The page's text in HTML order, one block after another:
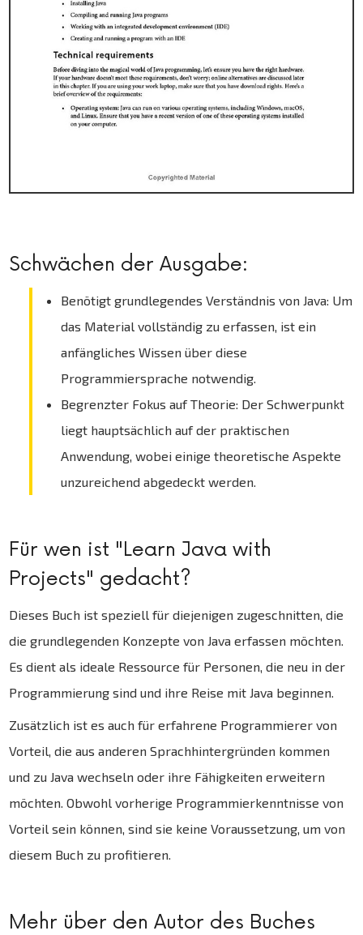
Schwächen der Ausgabe:
Benötigt grundlegendes Verständnis von Java: Um
das Material vollständig zu erfassen, ist ein
anfängliches Wissen über diese
Programmiersprache notwendig.
Begrenzter Fokus auf Theorie: Der Schwerpunkt
liegt hauptsächlich auf der praktischen
Anwendung, wobei einige theoretische Aspekte
unzureichend abgedeckt werden.
Für wen ist "Learn Java with
Projects" gedacht?
Dieses Buch ist speziell für diejenigen zugeschnitten, die
die grundlegenden Konzepte von Java erfassen möchten.
Es dient als ideale Ressource für Personen, die neu in der
Programmierung sind und ihre Reise mit Java beginnen.
Zusätzlich ist es auch für erfahrene Programmierer von
Vorteil, die aus anderen Sprachhintergründen kommen
und zu Java wechseln oder ihre Fähigkeiten erweitern
möchten. Obwohl vorherige Programmierkenntnisse von
Vorteil sein können, sind sie keine Voraussetzung, um von
diesem Buch zu profitieren.
Mehr über den Autor des Buches